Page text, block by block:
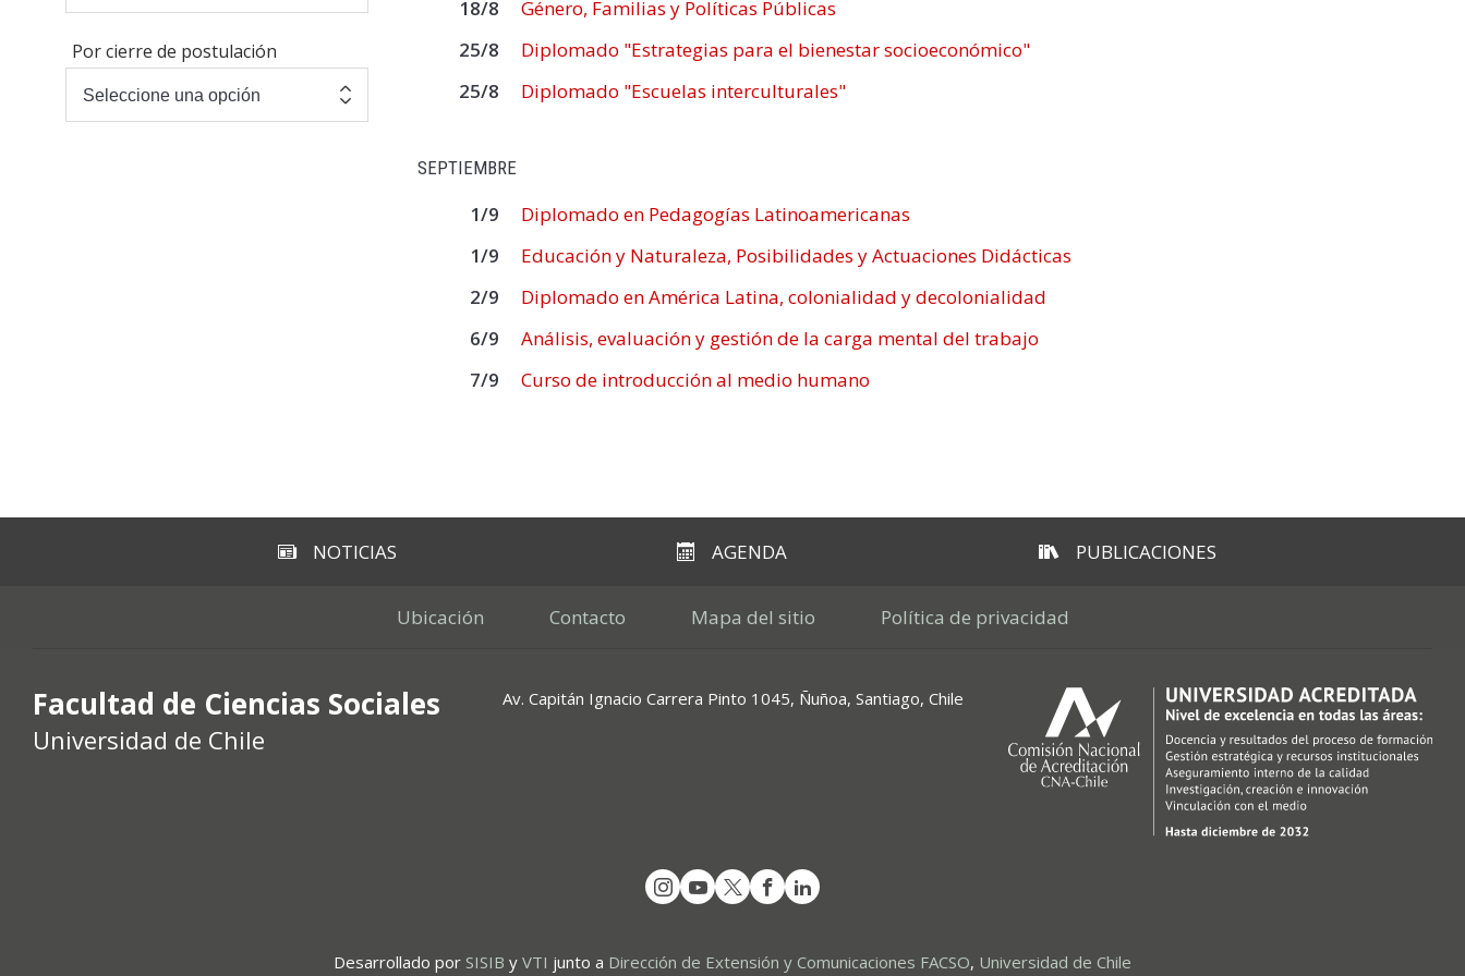
Por cierre de postulación
18/8
Género, Familias y Políticas Públicas
25/8
Diplomado "Estrategias para el bienestar socioeconómico"
25/8
Diplomado "Escuelas interculturales"
SEPTIEMBRE
1/9
Diplomado en Pedagogías Latinoamericanas
1/9
Educación y Naturaleza, Posibilidades y Actuaciones Didácticas
2/9
Diplomado en América Latina, colonialidad y decolonialidad
6/9
Análisis, evaluación y gestión de la carga mental del trabajo
7/9
Curso de introducción al medio humano
NOTICIAS AGENDA PUBLICACIONES
Ubicación Contacto Mapa del sitio Política de privacidad
Facultad de Ciencias Sociales
Universidad de Chile
Av. Capitán Ignacio Carrera Pinto 1045, Ñuñoa, Santiago, Chile
Desarrollado por SISIB y VTI junto a Dirección de Extensión y Comunicaciones FACSO, Universidad de Chile